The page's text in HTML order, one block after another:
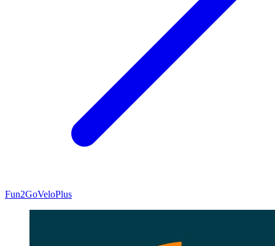
Fun2GoVeloPlus